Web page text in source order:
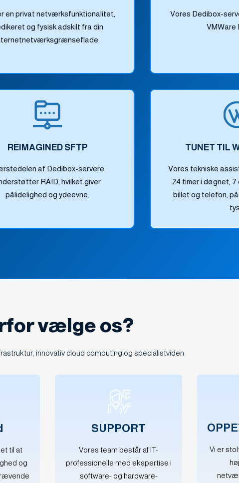
en privat netværksfunktionalitet,
og fysisk adskilt fra din
Vores Dedibox-
VMWare
REIMAGINED SFTP
af Dedibox-servere
RAID, hvilket giver
pålidelighed og ydeevne.
TUNET TIL
Vores tekniske
24 timer i døgnet, 7
billet og telefon,
vælge os?
innovativ cloud computing og specialistviden
til at
og
SUPPORT
Vores team består af IT-
professionelle med ekspertise i
software- og hardware-
Vi er